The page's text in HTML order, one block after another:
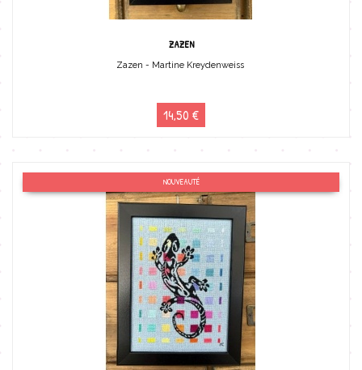
ZAZEN
Zazen - Martine Kreydenweiss
14,50 €
NOUVEAUTÉ